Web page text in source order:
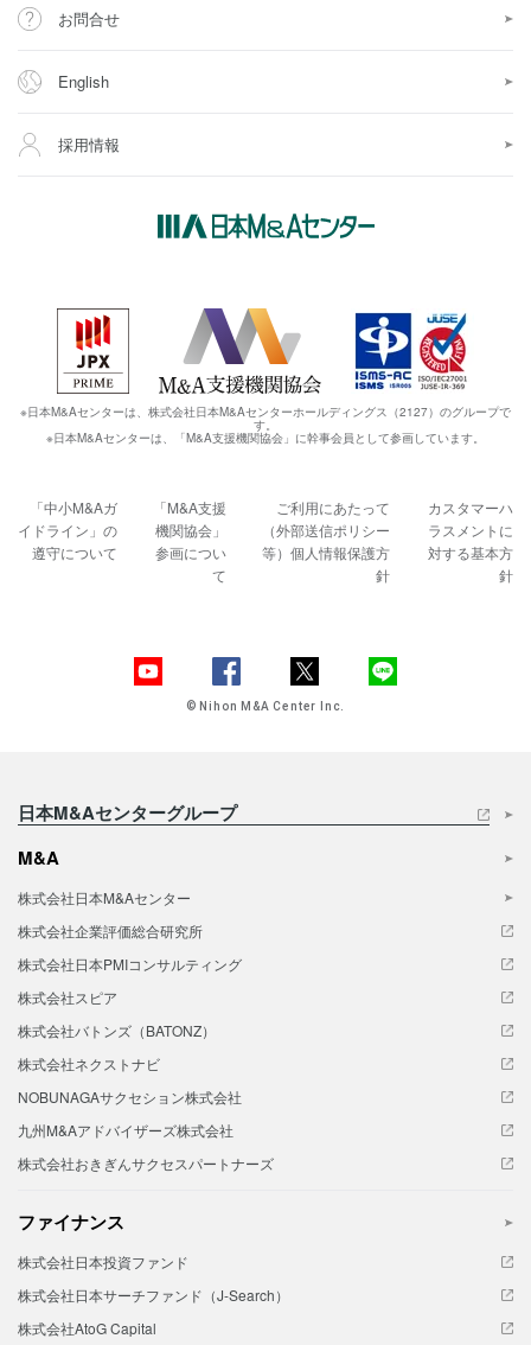
お問合せ
English
採用情報
※日本M&Aセンターは、株式会社日本M&Aセンターホールディングス（2127）のグループで
す。
※日本M&Aセンターは、「M&A支援機関協会」に幹事会員として参画しています。
「中小M&Aガ
イドライン」の
遵守について
「M&A支援
機関協会」
参画につい
て
ご利用にあたって
（外部送信ポリシー
等）個人情報保護方
針
カスタマーハ
ラスメントに
対する基本方
針
© Nihon M&A Center Inc.
日本M&Aセンターグループ
M&A
株式会社日本M&Aセンター
株式会社企業評価総合研究所
株式会社日本PMIコンサルティング
株式会社スピア
株式会社バトンズ（BATONZ）
株式会社ネクストナビ
NOBUNAGAサクセション株式会社
九州M&Aアドバイザーズ株式会社
株式会社おきぎんサクセスパートナーズ
ファイナンス
株式会社日本投資ファンド
株式会社日本サーチファンド（J-Search）
株式会社AtoG Capital